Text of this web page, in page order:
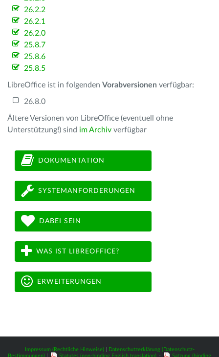
26.2.2
26.2.1
26.2.0
25.8.7
25.8.6
25.8.5
LibreOffice ist in folgenden Vorabversionen verfügbar:
26.8.0
Ältere Versionen von LibreOffice (eventuell ohne
Unterstützung!) sind im Archiv verfügbar
DOKUMENTATION
SYSTEMANFORDERUNGEN
DABEI SEIN
WAS IST LIBREOFFICE?
ERWEITERUNGEN
Impressum (Rechtliche Hinweise)|
Datenschutzerklärung (Datenschutz-
Bestimmungen)
Statutes (non-binding English translation) - Satzung (binding